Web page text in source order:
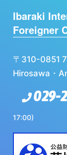
Ibaraki
Foreigner
〒310-0851
Hirosawa・
029-
17:00)